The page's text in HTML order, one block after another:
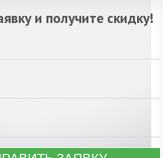
и получите скидку!